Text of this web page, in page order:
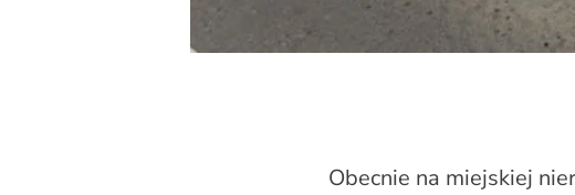
Obecnie na miejskiej